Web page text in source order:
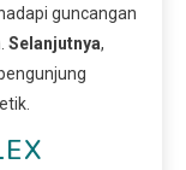
guncangan
Selanjutnya,